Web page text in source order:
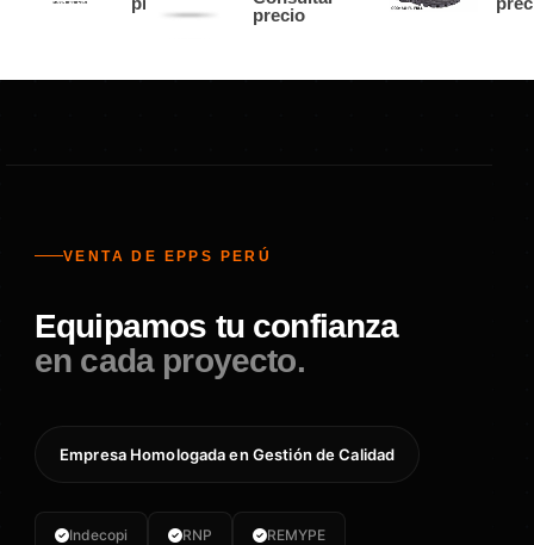
precio
VENTA DE EPPS PERÚ
Equipamos tu confianza
en cada proyecto.
Empresa Homologada en Gestión de Calidad
Indecopi RNP REMYPE